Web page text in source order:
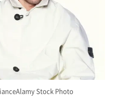
Stock Photo